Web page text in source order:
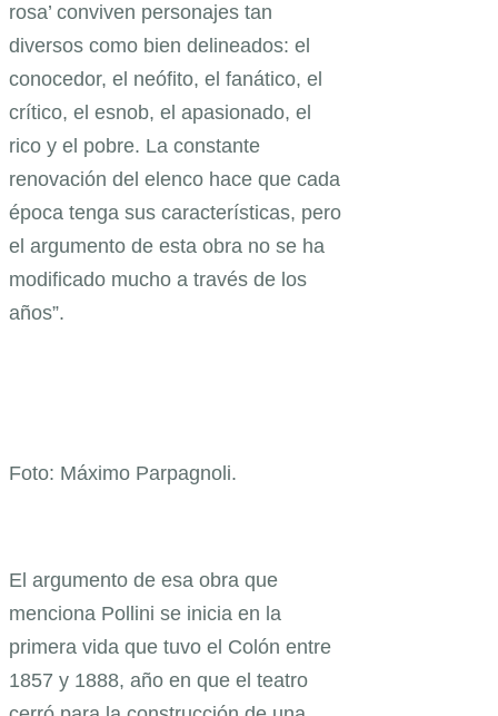
rosa’ conviven personajes tan
diversos como bien delineados: el
conocedor, el neófito, el fanático, el
crítico, el esnob, el apasionado, el
rico y el pobre. La constante
renovación del elenco hace que cada
época tenga sus características, pero
el argumento de esta obra no se ha
modificado mucho a través de los
años”.
Foto: Máximo Parpagnoli.
El argumento de esa obra que
menciona Pollini se inicia en la
primera vida que tuvo el Colón entre
1857 y 1888, año en que el teatro